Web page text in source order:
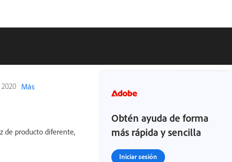
Más
de producto diferente,
Obtén ayuda de forma
más rápida y sencilla
Iniciar sesión